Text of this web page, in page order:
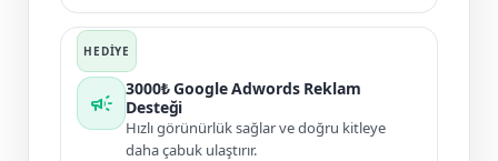
campaign
3000₺ Google Adwords Reklam
Desteği
Hızlı görünürlük sağlar ve doğru kitleye
daha çabuk ulaştırır.